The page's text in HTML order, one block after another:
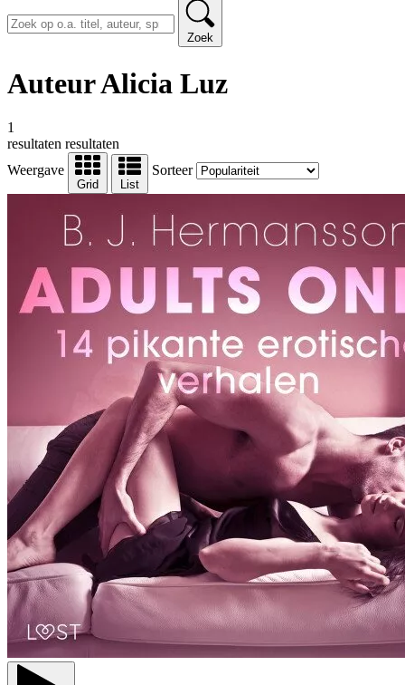
Zoek
Auteur Alicia Luz
1
resultaten resultaten
Weergave
Grid List
Sorteer